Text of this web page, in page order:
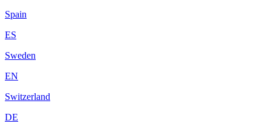
Spain
ES
Sweden
EN
Switzerland
DE